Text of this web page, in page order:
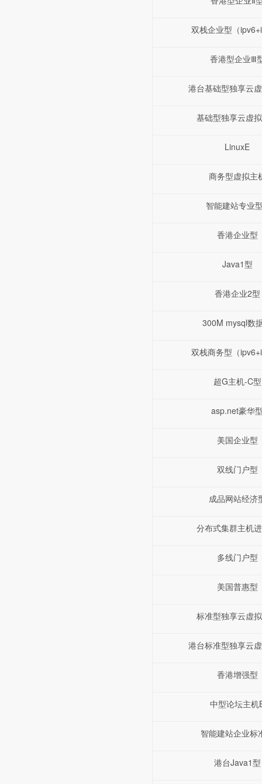
双栈企业型（
香港型企业Ⅲ
港台基础型独享云
基础型独享云虚
LinuxE
商务型虚拟主
智能建站专业
香港企业型
Java1型
香港企业2型
300M mysql数
双栈商务型（
超G主机-C型
asp.net豪华
美国企业型
双线门户型
成品网站经济
分布式集群主机
多线门户型
美国普惠型
标准型独享云虚
港台标准型独享云
香港增强型
中型论坛主机
智能建站企业标
港台Java1型